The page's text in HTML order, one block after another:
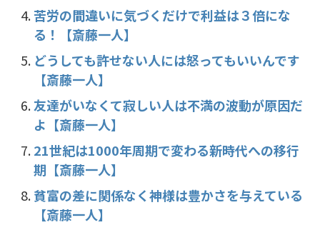
苦労の間違いに気づくだけで利益は３倍にな
る！【斎藤一人】
どうしても許せない人には怒ってもいいんです
【斎藤一人】
友達がいなくて寂しい人は不満の波動が原因だ
よ【斎藤一人】
21世紀は1000年周期で変わる新時代への移行
期【斎藤一人】
貧富の差に関係なく神様は豊かさを与えている
【斎藤一人】